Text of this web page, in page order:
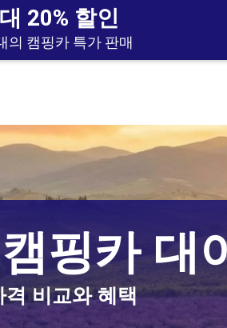
20% 할인
의 캠핑카 특가 판매
처치 노르웨이
스코틀랜드
핑카 대
비교와 혜택